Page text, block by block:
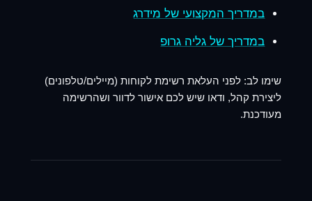
במדריך המקצועי של מידרג
במדריך של גליה גרופ
שימו לב: לפני העלאת רשימת לקוחות (מיילים/טלפונים)
ליצירת קהל, ודאו שיש לכם אישור לדוור ושהרשימה
מעודכנת.